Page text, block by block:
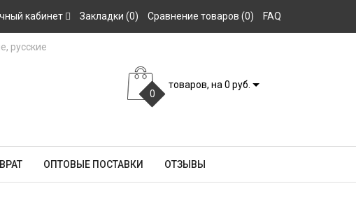
кабинет Закладки (0) Сравнение товаров (0) FAQ
0
товаров, на 0 руб.
ОПТОВЫЕ ПОСТАВКИ ОТЗЫВЫ